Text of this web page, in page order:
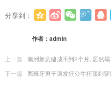
分享到：
作者： admin
上一篇
澳洲新房建成不到2个月, 居然
下一篇
西班牙男子遭发狂公牛狂顶刺